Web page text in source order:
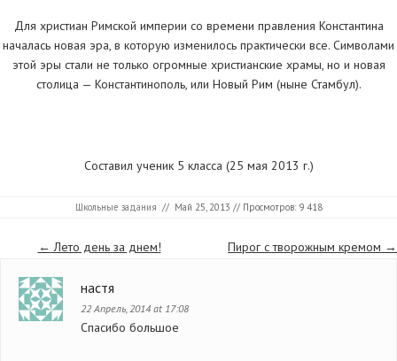
Для христиан Римской империи со времени правления Константина
началась новая эра, в которую изменилось практически все. Символами
этой эры стали не только огромные христианские храмы, но и новая
столица — Константинополь, или Новый Рим (ныне Стамбул).
Составил ученик 5 класса (25 мая 2013 г.)
Школьные задания // Май 25, 2013 // Просмотров: 9 418
← Лето день за днем! Пирог с творожным кремом →
настя
22 Апрель, 2014 at 17:08
Спасибо большое